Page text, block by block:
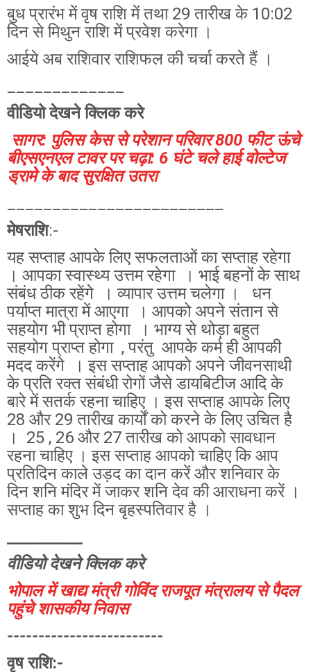
बुध प्रारंभ में वृष राशि में तथा 29 तारीख के 10:02
दिन से मिथुन राशि में प्रवेश करेगा ।
आईये अब राशिवार राशिफल की चर्चा करते हैं ।
वीडियो देखने क्लिक करे
सागर: पुलिस केस से परेशान परिवार 800 फीट ऊंचे
बीएसएनएल टावर पर चढ़ा: 6 घंटे चले हाई वोल्टेज
ड्रामे के बाद सुरक्षित उतरा
मेषराशि:-
यह सप्ताह आपके लिए सफलताओं का सप्ताह रहेगा
। आपका स्वास्थ्य उत्तम रहेगा । भाई बहनों के साथ
संबंध ठीक रहेंगे । व्यापार उत्तम चलेगा । धन
पर्याप्त मात्रा में आएगा । आपको अपने संतान से
सहयोग भी प्राप्त होगा । भाग्य से थोड़ा बहुत
सहयोग प्राप्त होगा , परंतु आपके कर्म ही आपकी
मदद करेंगे । इस सप्ताह आपको अपने जीवनसाथी
के प्रति रक्त संबंधी रोगों जैसे डायबिटीज आदि के
बारे में सतर्क रहना चाहिए । इस सप्ताह आपके लिए
28 और 29 तारीख कार्यों को करने के लिए उचित है
। 25 , 26 और 27 तारीख को आपको सावधान
रहना चाहिए । इस सप्ताह आपको चाहिए कि आप
प्रतिदिन काले उड़द का दान करें और शनिवार के
दिन शनि मंदिर में जाकर शनि देव की आराधना करें ।
सप्ताह का शुभ दिन बृहस्पतिवार है ।
वीडियो देखने क्लिक करे
भोपाल में खाद्य मंत्री गोविंद राजपूत मंत्रालय से पैदल
पहुंचे शासकीय निवास
-------------------------
वृष राशि:-